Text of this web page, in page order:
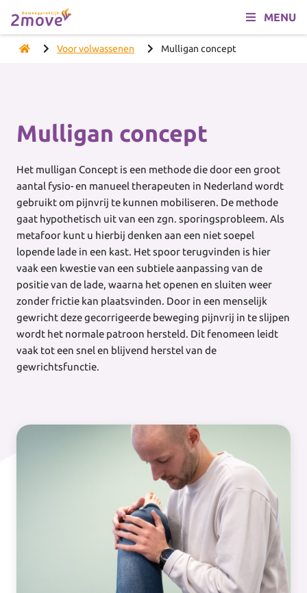
MENU
Voor volwassenen Mulligan concept
Mulligan concept
Het mulligan Concept is een methode die door een groot
aantal fysio- en manueel therapeuten in Nederland wordt
gebruikt om pijnvrij te kunnen mobiliseren. De methode
gaat hypothetisch uit van een zgn. sporingsprobleem. Als
metafoor kunt u hierbij denken aan een niet soepel
lopende lade in een kast. Het spoor terugvinden is hier
vaak een kwestie van een subtiele aanpassing van de
positie van de lade, waarna het openen en sluiten weer
zonder frictie kan plaatsvinden. Door in een menselijk
gewricht deze gecorrigeerde beweging pijnvrij in te slijpen
wordt het normale patroon hersteld. Dit fenomeen leidt
vaak tot een snel en blijvend herstel van de
gewrichtsfunctie.